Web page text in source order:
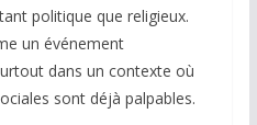
politique que religieux.
un événement
dans un contexte où
sont déjà palpables.